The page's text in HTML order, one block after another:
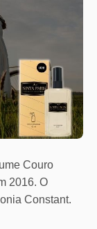
Couro
2016. O
Constant.